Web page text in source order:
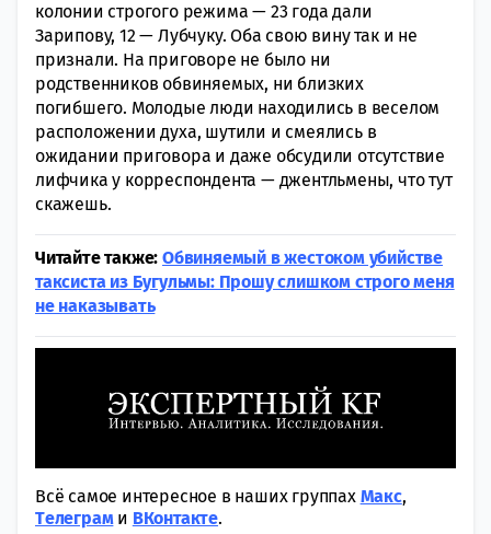
колонии строгого режима — 23 года дали
Зарипову, 12 — Лубчуку. Оба свою вину так и не
признали. На приговоре не было ни
родственников обвиняемых, ни близких
погибшего. Молодые люди находились в веселом
расположении духа, шутили и смеялись в
ожидании приговора и даже обсудили отсутствие
лифчика у корреспондента — джентльмены, что тут
скажешь.
Читайте также:Обвиняемый в жестоком убийстве
таксиста из Бугульмы: Прошу слишком строго меня
не наказывать
Всё самое интересное в наших группах Макс,
Tелеграми ВКонтакте.